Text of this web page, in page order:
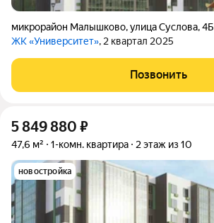
микрорайон Малышково,улица Суслова,4Б
ЖК «Университет», 2 квартал 2025
Позвонить
5 849 880 ₽
47,6 м² 1-комн. квартира 2 этаж из 10
новостройка